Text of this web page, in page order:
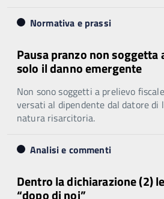
Normativa e prassi
Pausa pranzo non soggetta
solo il danno emergente
Non sono soggetti a prelievo
versati al dipendente dal datore di
natura risarcitoria.
Analisi e commenti
Dentro la dichiarazione (2)
“dopo di noi”